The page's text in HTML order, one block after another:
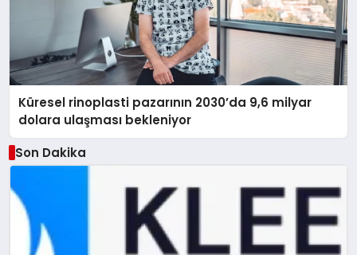
Küresel rinoplasti pazarının 2030’da 9,6 milyar
dolara ulaşması bekleniyor
Son Dakika